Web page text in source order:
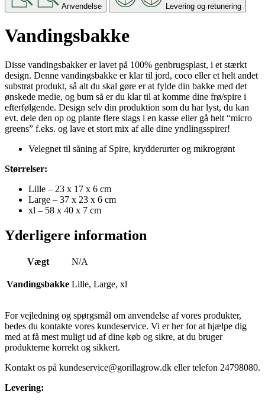
Anvendelse Levering og retunering
Vandingsbakke
Disse vandingsbakker er lavet på 100% genbrugsplast, i et stærkt
design. Denne vandingsbakke er klar til jord, coco eller et helt andet
substrat produkt, så alt du skal gøre er at fylde din bakke med det
ønskede medie, og bum så er du klar til at komme dine frø/spire i
efterfølgende. Design selv din produktion som du har lyst, du kan
evt. dele den op og plante flere slags i en kasse eller gå helt “micro
greens” f.eks. og lave et stort mix af alle dine yndlingsspirer!
Velegnet til såning af Spire, krydderurter og mikrogrønt
Størrelser:
Lille – 23 x 17 x 6 cm
Large – 37 x 23 x 6 cm
xl – 58 x 40 x 7 cm
Yderligere information
Vægt N/A
Vandingsbakke Lille, Large, xl
For vejledning og spørgsmål om anvendelse af vores produkter,
bedes du kontakte vores kundeservice. Vi er her for at hjælpe dig
med at få mest muligt ud af dine køb og sikre, at du bruger
produkterne korrekt og sikkert.
Kontakt os på kundeservice@gorillagrow.dk eller telefon 24798080.
Levering: